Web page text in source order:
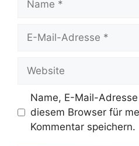
Name, E-Mail-
diesem Browser für
Kommentar speichern.